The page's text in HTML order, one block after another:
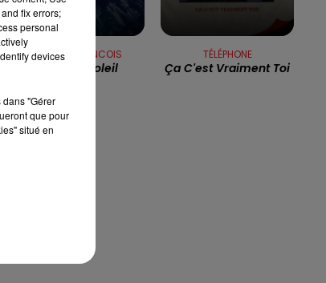
13h00 - 16h00
LES APRÈS-MIDI QUI CHANTENT
CLAUDE FRANCOIS
Toi Et Le Soleil
TÉLÉPHONE
Ça C'est Vraiment Toi
fix errors;
personal
devices
"Gérer
que pour
situé en